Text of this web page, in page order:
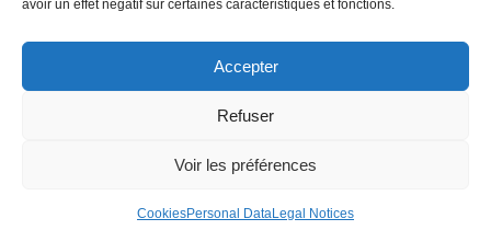
avoir un effet négatif sur certaines caractéristiques et fonctions.
Accepter
Refuser
Voir les préférences
CookiesPersonal DataLegal Notices